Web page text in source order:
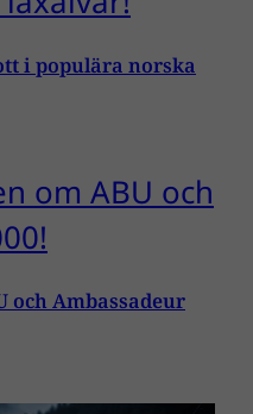
i populära norska
och Ambassadeur